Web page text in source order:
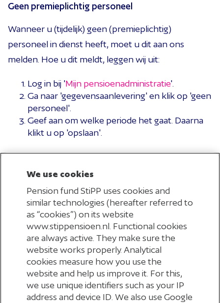
Geen premieplichtig personeel
Wanneer u (tijdelijk) geen (premieplichtig)
personeel in dienst heeft, moet u dit aan ons
melden. Hoe u dit meldt, leggen wij uit:
Log in bij 'Mijn pensioenadministratie'.
Ga naar 'gegevensaanlevering' en klik op 'geen
personeel'.
Geef aan om welke periode het gaat. Daarna
klikt u op 'opslaan'.
U kunt dit herhalen voor andere perioden. Zo
weten wij dat u voor deze periode(n) geen
gegevens aanlevert.
Verwacht u voor een heel jaar geen
(premieplichtig) personeel in dienst te hebben?
Dan kunt u gebruik maken van de ‘Verklaring geen
personeel’. U vindt de verklaring in ‘Mijn
Pensioenadministratie’. U kunt de verklaring via het
contactformulier aan ons toesturen.
We use cookies
Pension fund StiPP uses cookies and
similar technologies (hereafter referred to
as “cookies”) on its website
www.stippensioen.nl. Functional cookies
are always active. They make sure the
website works properly. Analytical
cookies measure how you use the
website and help us improve it. For this,
we use unique identifiers such as your IP
address and device ID. We also use Google